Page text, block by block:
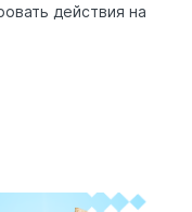
действия на